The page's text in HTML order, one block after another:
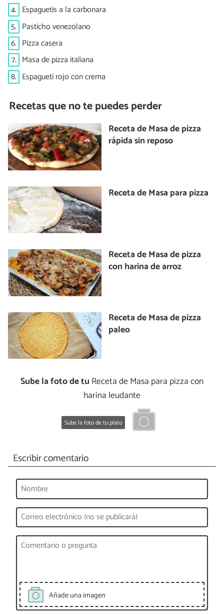
4. Espaguetis a la carbonara
5. Pasticho venezolano
6. Pizza casera
7. Masa de pizza italiana
8. Espagueti rojo con crema
Recetas que no te puedes perder
Receta de Masa de pizza
rápida sin reposo
Receta de Masa para pizza
Receta de Masa de pizza
con harina de arroz
Receta de Masa de pizza
paleo
Sube la foto de tu Receta de Masa para pizza con
harina leudante
Sube la foto de tu plato
Escribir comentario
Añade una imagen